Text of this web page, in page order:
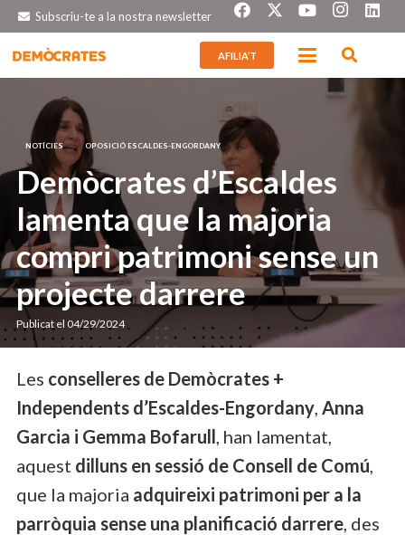
Subscriu-te a la nostra newsletter
AFILIA’T
NOTÍCIES OPOSICIÓ ESCALDES-ENGORDANY
Demòcrates d’Escaldes
lamenta que la majoria
compri patrimoni sense un
projecte darrere
Publicat el 04/29/2024
Les conselleres de Demòcrates +
Independents d’Escaldes-Engordany, Anna
Garcia i Gemma Bofarull, han lamentat,
aquest dilluns en sessió de Consell de Comú,
que la majoria adquireixi patrimoni per a la
parròquia sense una planificació darrere, des